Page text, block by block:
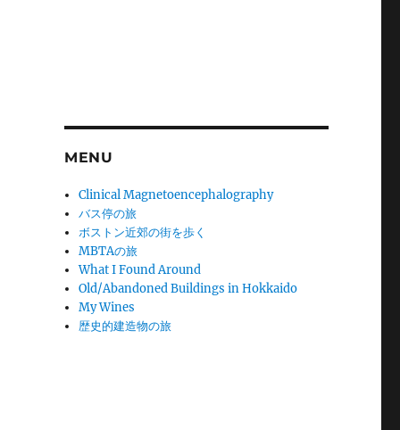
MENU
Clinical Magnetoencephalography
バス停の旅
ボストン近郊の街を歩く
MBTAの旅
What I Found Around
Old/Abandoned Buildings in Hokkaido
My Wines
歴史的建造物の旅